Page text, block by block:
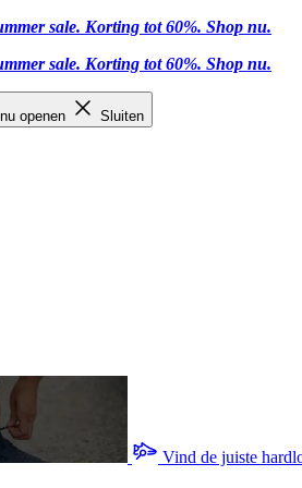
sale. Korting tot 60%. Shop nu.
sale. Korting tot 60%. Shop nu.
openen Sluiten
Vind de juiste